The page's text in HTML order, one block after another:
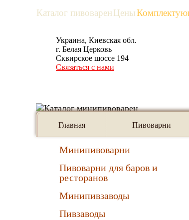
Каталог пивоваренЦены
рус eng
Предлагаем:
Минипивоварни
Пивоварни для баров и
ресторанов
Минипивзаводы
Пивзаводы
Украина, Киевская обл.
г. Белая Церковь
Сквирское шоссе 194
Связаться с нами
Главная Пивоварни